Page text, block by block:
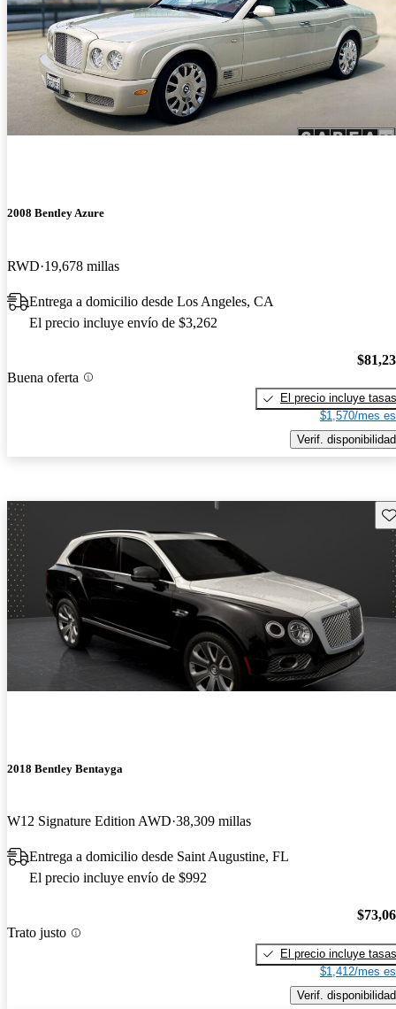
2008 Bentley Azure
RWD 19,678 millas
Entrega a domicilio desde Los Angeles, CA
El precio incluye envío de $3,262
Buena oferta
El precio incluye tasas
$1,570/mes
Verif. disponibilidad
2018 Bentley Bentayga
W12 Signature Edition AWD 38,309 millas
Entrega a domicilio desde Saint Augustine, FL
El precio incluye envío de $992
Trato justo
El precio incluye tasas
$1,412/mes
Verif. disponibilidad